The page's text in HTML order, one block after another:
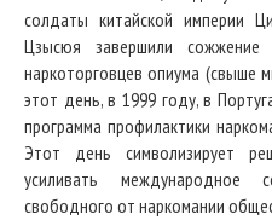
солдаты китайской империи
Цзысюя завершили сожжение
наркоторговцев опиума (свыше
этот день, в 1999 году, в
программа профилактики
Этот день символизирует
усиливать международное
свободного от наркомании